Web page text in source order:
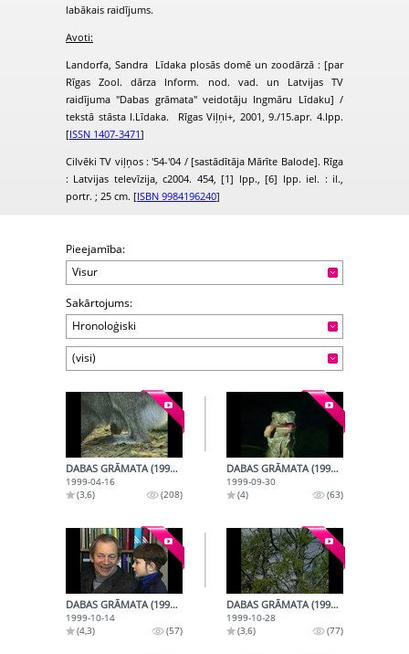
labākais raidījums.
Avoti:
Landorfa, Sandra Līdaka plosās domē un zoodārzā : [par
Rīgas Zool. dārza Inform. nod. vad. un Latvijas TV
raidījuma "Dabas grāmata" veidotāju Ingmāru Līdaku] /
tekstā stāsta I.Līdaka. Rīgas Viļņi+, 2001, 9./15.apr. 4.lpp.
[ISSN 1407-3471]
Cilvēki TV viļņos : '54-'04 / [sastādītāja Mārīte Balode]. Rīga
: Latvijas televīzija, c2004. 454, [1] lpp., [6] lpp. iel. : il.,
portr. ; 25 cm. [ISBN 9984196240]
Pieejamība:
Visur
Sakārtojums:
Hronoloģiski
(visi)
DABAS GRĀMATA (1999-04-16)
1999-04-16
(3,6)
(208)
DABAS GRĀMATA (1999-09-30)
1999-09-30
(4)
(63)
DABAS GRĀMATA (1999-10-14)
1999-10-14
(4,3)
(57)
DABAS GRĀMATA (1999-10-28)
1999-10-28
(3,6)
(77)